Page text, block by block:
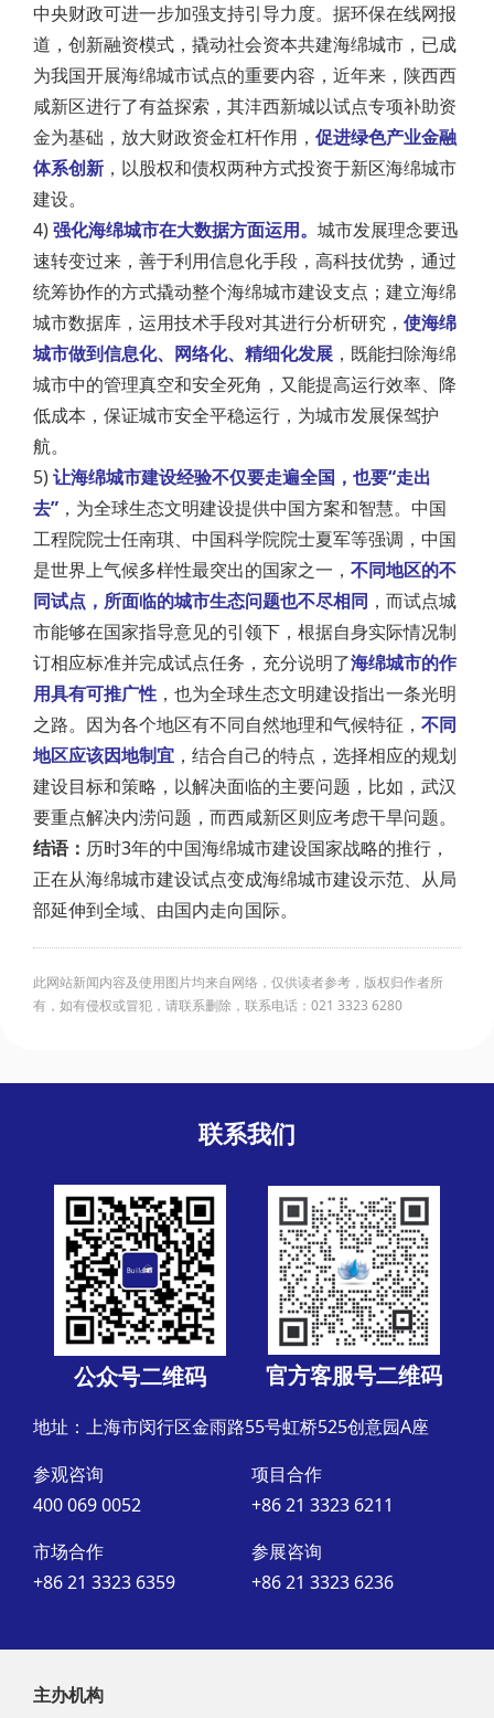
中央财政可进一步加强支持引导力度。据环保在线网报
道，创新融资模式，撬动社会资本共建海绵城市，已成
为我国开展海绵城市试点的重要内容，近年来，陕西西
咸新区进行了有益探索，其沣西新城以试点专项补助资
金为基础，放大财政资金杠杆作用， 促进绿色产业金融
体系创新 ，以股权和债权两种方式投资于新区海绵城市
建设。
4)强化海绵城市在大数据方面运用。 城市发展理念要迅
速转变过来，善于利用信息化手段，高科技优势，通过
统筹协作的方式撬动整个海绵城市建设支点；建立海绵
城市数据库，运用技术手段对其进行分析研究， 使海绵
城市做到信息化、网络化、精细化发展 ，既能扫除海绵
城市中的管理真空和安全死角，又能提高运行效率、降
低成本，保证城市安全平稳运行，为城市发展保驾护
航。
5)让海绵城市建设经验不仅要走遍全国，也要“走出
去” ，为全球生态文明建设提供中国方案和智慧。中国
工程院院士任南琪、中国科学院院士夏军等强调，中国
是世界上气候多样性最突出的国家之一， 不同地区的不
同试点，所面临的城市生态问题也不尽相同 ，而试点城
市能够在国家指导意见的引领下，根据自身实际情况制
订相应标准并完成试点任务，充分说明了海绵城市的作
用具有可推广性 ，也为全球生态文明建设指出一条光明
之路。因为各个地区有不同自然地理和气候特征， 不同
地区应该因地制宜 ，结合自己的特点，选择相应的规划
建设目标和策略，以解决面临的主要问题，比如，武汉
要重点解决内涝问题，而西咸新区则应考虑干旱问题。
结语： 历时3年的中国海绵城市建设国家战略的推行，
正在从海绵城市建设试点变成海绵城市建设示范、从局
部延伸到全域、由国内走向国际。
此网站新闻内容及使用图片均来自网络，仅供读者参考，版权归作者所
有，如有侵权或冒犯，请联系删除，联系电话：021 3323 6280
联系我们
公众号二维码 官方客服号二维码
地址：上海市闵行区金雨路55号虹桥525创意园A座
参观咨询
400 069 0052
项目合作
+86 21 3323 6211
市场合作
+86 21 3323 6359
参展咨询
+86 21 3323 6236
主办机构